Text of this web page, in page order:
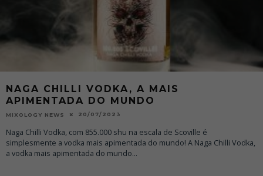
NAGA CHILLI VODKA, A MAIS
APIMENTADA DO MUNDO
MIXOLOGY NEWS 20/07/2023
Naga Chilli Vodka, com 855.000 shu na escala de Scoville é
simplesmente a vodka mais apimentada do mundo! A Naga Chilli Vodka,
a vodka mais apimentada do mundo...